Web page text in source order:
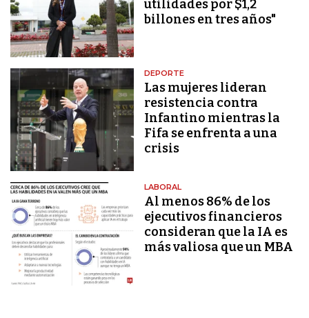
utilidades por $1,2
billones en tres años"
DEPORTE
Las mujeres lideran
resistencia contra
Infantino mientras la
Fifa se enfrenta a una
crisis
LABORAL
Al menos 86% de los
ejecutivos financieros
consideran que la IA es
más valiosa que un MBA